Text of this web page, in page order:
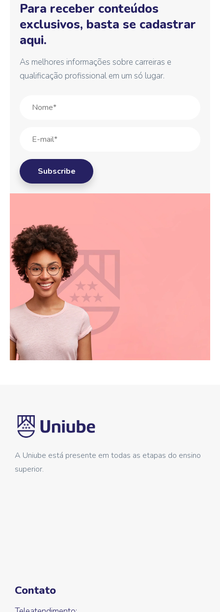
Para receber conteúdos
exclusivos, basta se cadastrar
aqui.
As melhores informações sobre carreiras e
qualificação profissional em um só lugar.
A Uniube está presente em todas as etapas do ensino
superior.
Contato